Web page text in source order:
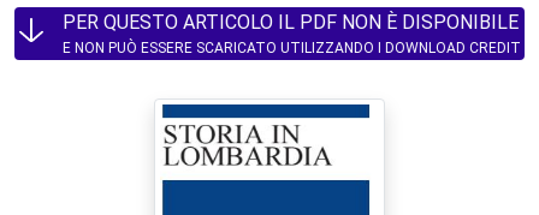
PER QUESTO ARTICOLO IL PDF NON È DISPONIBILE
E NON PUÒ ESSERE SCARICATO UTILIZZANDO I DOWNLOAD CREDIT